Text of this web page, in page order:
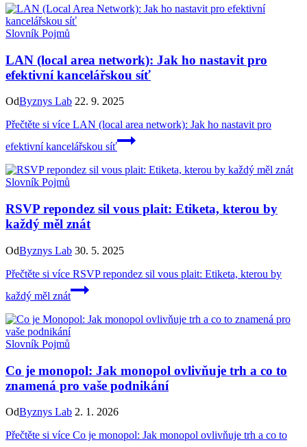
Slovník Pojmů
LAN (local area network): Jak ho nastavit pro
efektivní kancelářskou síť
OdByznys Lab 22. 9. 2025
Přečtěte si více LAN (local area network): Jak ho nastavit pro
efektivní kancelářskou síť
Slovník Pojmů
RSVP repondez sil vous plait: Etiketa, kterou by
každý měl znát
OdByznys Lab 30. 5. 2025
Přečtěte si více RSVP repondez sil vous plait: Etiketa, kterou by
každý měl znát
Slovník Pojmů
Co je monopol: Jak monopol ovlivňuje trh a co to
znamená pro vaše podnikání
OdByznys Lab 2. 1. 2026
Přečtěte si více Co je monopol: Jak monopol ovlivňuje trh a co to